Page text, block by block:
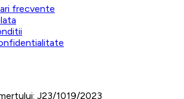
frecvente
J23/1019/2023